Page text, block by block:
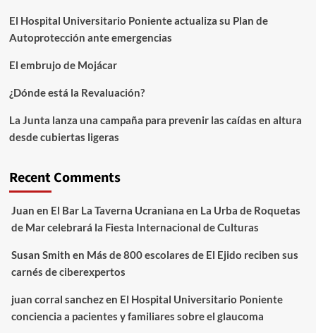
El Hospital Universitario Poniente actualiza su Plan de
Autoprotección ante emergencias
El embrujo de Mojácar
¿Dónde está la Revaluación?
La Junta lanza una campaña para prevenir las caídas en altura
desde cubiertas ligeras
Recent Comments
Juan en El Bar La Taverna Ucraniana en La Urba de Roquetas
de Mar celebrará la Fiesta Internacional de Culturas
Susan Smith en Más de 800 escolares de El Ejido reciben sus
carnés de ciberexpertos
juan corral sanchezen El Hospital Universitario Poniente
conciencia a pacientes y familiares sobre el glaucoma